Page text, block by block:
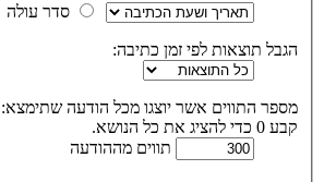
סדר עולה
הגבל תוצאות לפי זמן כתיבה:
מספר התווים אשר יוצגו מכל הודעה שתימצא:
קבע 0 כדי להציג את כל הנושא.
תווים מההודעה